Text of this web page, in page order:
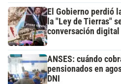
El Gobierno perdió
la "Ley de Tierras"
conversación digital
ANSES: cuándo
pensionados en
DNI